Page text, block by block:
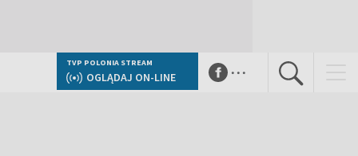
TVP POLONIA STREAM
OGLĄDAJ ON-LINE ...